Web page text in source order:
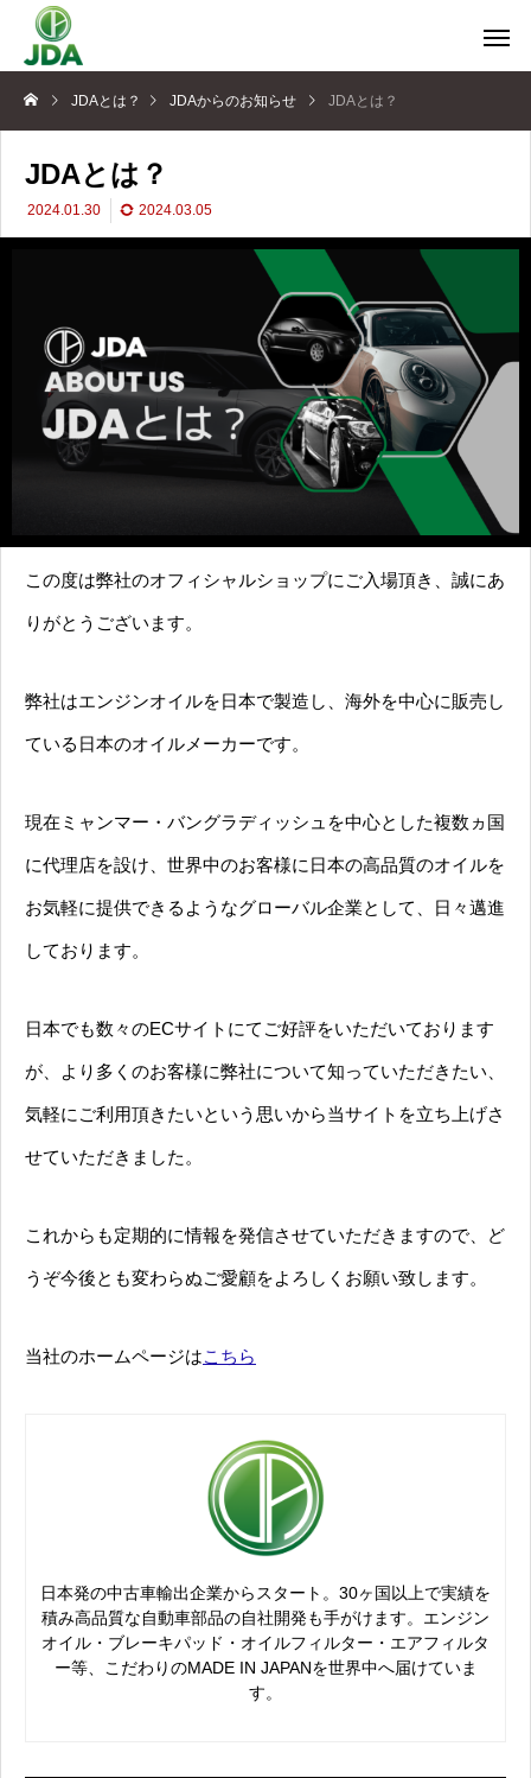
JDAとは？ JDAからのお知らせ JDAとは？
JDAとは？
2024.01.30 2024.03.05
この度は弊社のオフィシャルショップにご入場頂き、誠にあ
りがとうございます。
弊社はエンジンオイルを日本で製造し、海外を中心に販売し
ている日本のオイルメーカーです。
現在ミャンマー・バングラディッシュを中心とした複数ヵ国
に代理店を設け、世界中のお客様に日本の高品質のオイルを
お気軽に提供できるようなグローバル企業として、日々邁進
しております。
日本でも数々のECサイトにてご好評をいただいております
が、より多くのお客様に弊社について知っていただきたい、
気軽にご利用頂きたいという思いから当サイトを立ち上げさ
せていただきました。
これからも定期的に情報を発信させていただきますので、ど
うぞ今後とも変わらぬご愛顧をよろしくお願い致します。
当社のホームページはこちら
日本発の中古車輸出企業からスタート。30ヶ国以上で実績を
積み高品質な自動車部品の自社開発も手がけます。エンジン
オイル・ブレーキパッド・オイルフィルター・エアフィルタ
ー等、こだわりのMADE IN JAPANを世界中へ届けていま
す。